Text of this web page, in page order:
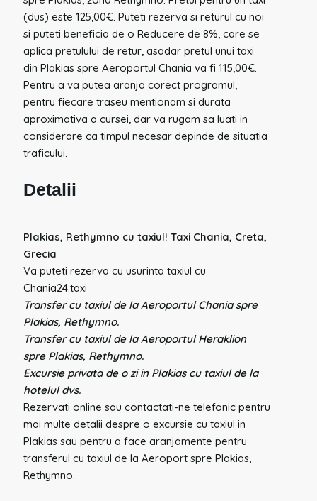
(dus) este 125,00€. Puteti rezerva si returul cu noi
si puteti beneficia de o Reducere de 8%, care se
aplica pretulului de retur, asadar pretul unui taxi
din Plakias spre Aeroportul Chania va fi 115,00€.
Pentru a va putea aranja corect programul,
pentru fiecare traseu mentionam si durata
aproximativa a cursei, dar va rugam sa luati in
considerare ca timpul necesar depinde de situatia
traficului.
Detalii
Plakias, Rethymno cu taxiul! Taxi Chania, Creta,
Grecia
Va puteti rezerva cu usurinta taxiul cu
Chania24.taxi
Transfer cu taxiul de la Aeroportul Chania spre
Plakias, Rethymno.
Transfer cu taxiul de la Aeroportul Heraklion
spre Plakias, Rethymno.
Excursie privata de o zi in Plakias cu taxiul de la
hotelul dvs.
Rezervati online sau contactati-ne telefonic pentru
mai multe detalii despre o excursie cu taxiul in
Plakias sau pentru a face aranjamente pentru
transferul cu taxiul de la Aeroport spre Plakias,
Rethymno.